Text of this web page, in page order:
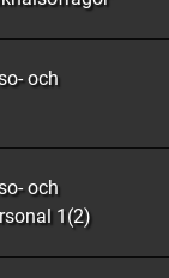
och
och
1(2)